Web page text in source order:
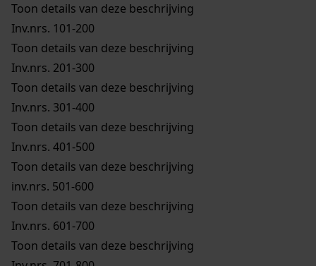
Toon details van deze beschrijving
Inv.nrs. 101-200
Toon details van deze beschrijving
Inv.nrs. 201-300
Toon details van deze beschrijving
Inv.nrs. 301-400
Toon details van deze beschrijving
Inv.nrs. 401-500
Toon details van deze beschrijving
inv.nrs. 501-600
Toon details van deze beschrijving
Inv.nrs. 601-700
Toon details van deze beschrijving